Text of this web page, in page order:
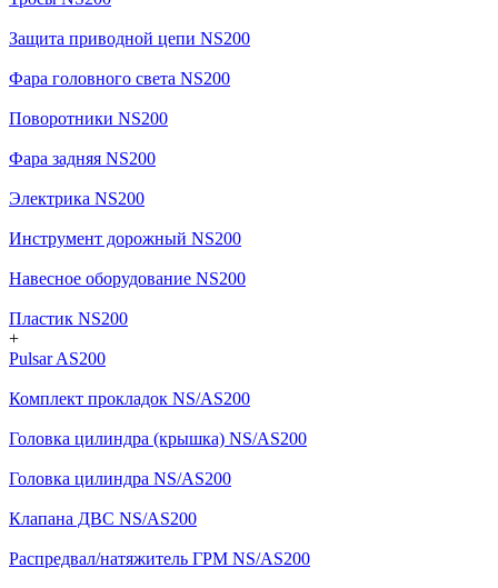
Защита приводной цепи NS200
Фара головного света NS200
Поворотники NS200
Фара задняя NS200
Электрика NS200
Инструмент дорожный NS200
Навесное оборудование NS200
Пластик NS200
+
Pulsar AS200
Комплект прокладок NS/AS200
Головка цилиндра (крышка) NS/AS200
Головка цилиндра NS/AS200
Клапана ДВС NS/AS200
Распредвал/натяжитель ГРМ NS/AS200